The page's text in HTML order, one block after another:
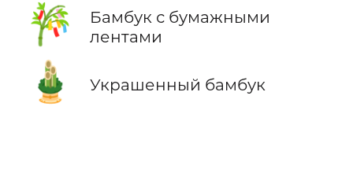
🎋
Бамбук с бумажными
лентами
🎍 Украшенный бамбук